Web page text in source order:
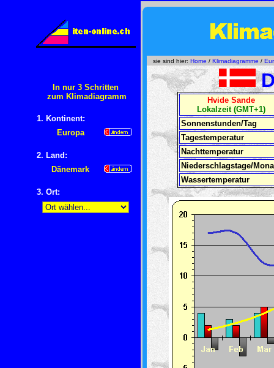
sie sind hier: Home / Klimadiagramme /
In nur 3 Schritten
zum Klimadiagramm
1. Kontinent:
Europa
2. Land:
Dänemark
3. Ort:
Hvide Sande
Lokalzeit (GMT+1)
Sonnenstunden/Tag
Tagestemperatur
Nachttemperatur
Niederschlagstage/
Wassertemperatur